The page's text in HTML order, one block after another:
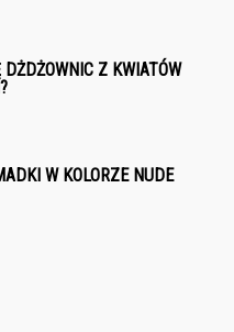
Z KWIATÓW
W KOLORZE NUDE